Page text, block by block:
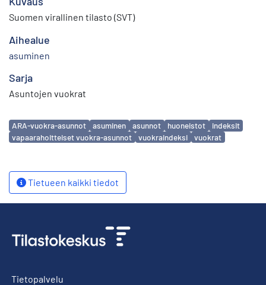
Suomen virallinen tilasto (SVT)
Aihealue
asuminen
Sarja
Asuntojen vuokrat
Avainsanat
ARA-vuokra-asunnot asuminen asunnot huoneistot
indeksit
vapaarahoitteiset vuokra-asunnot
vuokraindeksi vuokrat
Tietueen kaikki tiedot
Tietopalvelu